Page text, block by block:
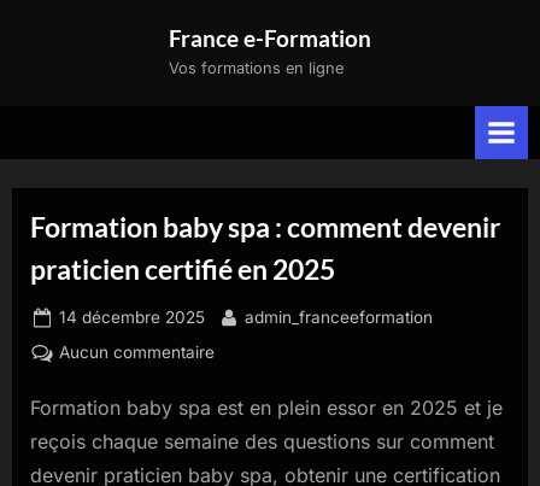
France e-Formation
Vos formations en ligne
Formation baby spa : comment devenir
praticien certifié en 2025
Posted
on
14 décembre 2025 By
admin_franceeformation
Aucun commentairesur
baby
spa
Formation baby spa est en plein essor en 2025 et je
reçois chaque semaine des questions sur comment
devenir praticien baby spa, obtenir une certification